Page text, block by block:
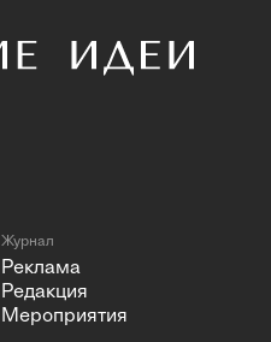
Журнал
Реклама
Редакция
Мероприятия